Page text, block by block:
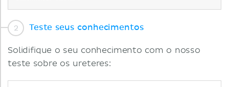
Teste seus conhecimentos
Solidifique o seu conhecimento com o nosso
teste sobre os ureteres: